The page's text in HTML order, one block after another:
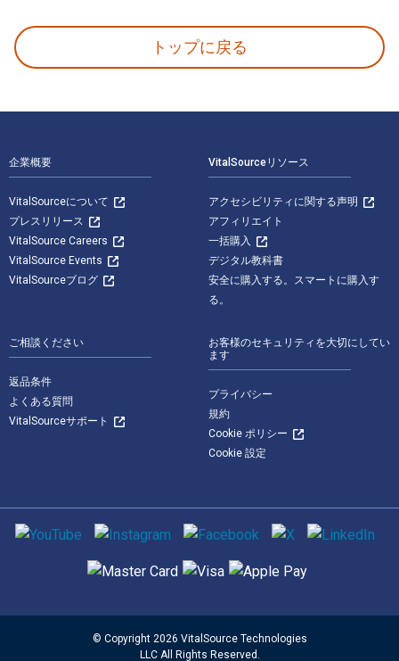
トップに戻る
企業概要
VitalSourceについて
プレスリリース
VitalSource Careers
VitalSource Events
VitalSourceブログ
VitalSourceリソース
アクセシビリティに関する声明
アフィリエイト
一括購入
デジタル教科書
安全に購入する。スマートに購入す
る。
ご相談ください
返品条件
よくある質問
VitalSourceサポート
お客様のセキュリティを大切にしてい
ます
プライバシー
規約
Cookie ポリシー
Cookie 設定
ソーシャルメディア
サポートされている支払い方法
© Copyright 2026 VitalSource Technologies
LLC All Rights Reserved.